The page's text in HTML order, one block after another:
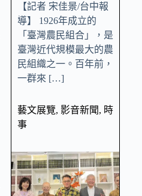
【記者 宋佳景/台中報
導】 1926年成立的
「臺灣農民組合」，是
臺灣近代規模最大的農
民組織之一。百年前，
一群來 […]
藝文展覽, 影音新聞, 時
事